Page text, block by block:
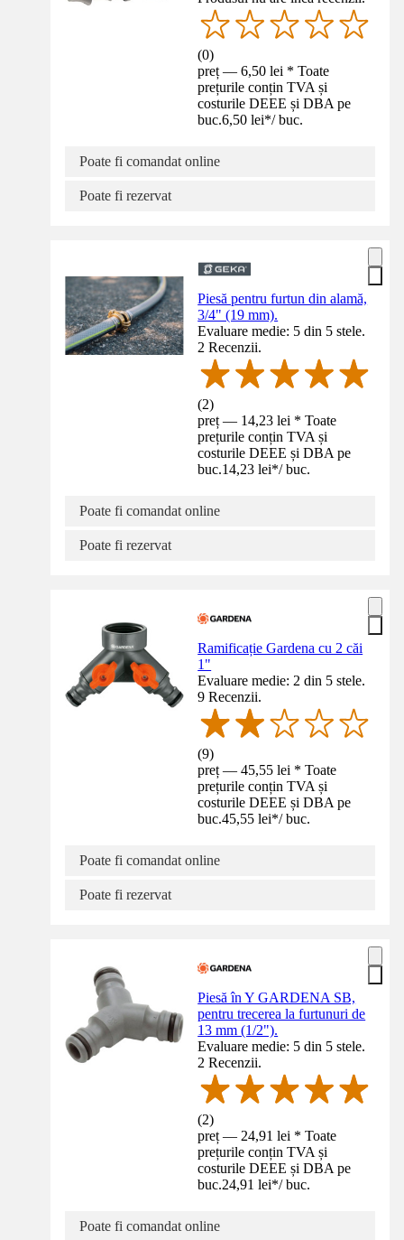
(0)
preț — 6,50 lei * Toate
prețurile conțin TVA și
costurile DEEE și DBA pe
buc.6,50 lei*/ buc.
Poate fi comandat online
Poate fi rezervat
Piesă pentru furtun din alamă,
3/4" (19 mm).
Evaluare medie: 5 din 5 stele.
2 Recenzii.
(2)
preț — 14,23 lei * Toate
prețurile conțin TVA și
costurile DEEE și DBA pe
buc.14,23 lei*/ buc.
Poate fi comandat online
Poate fi rezervat
Ramificație Gardena cu 2 căi
1"
Evaluare medie: 2 din 5 stele.
9 Recenzii.
(9)
preț — 45,55 lei * Toate
prețurile conțin TVA și
costurile DEEE și DBA pe
buc.45,55 lei*/ buc.
Poate fi comandat online
Poate fi rezervat
Piesă în Y GARDENA SB,
pentru trecerea la furtunuri de
13 mm (1/2").
Evaluare medie: 5 din 5 stele.
2 Recenzii.
(2)
preț — 24,91 lei * Toate
prețurile conțin TVA și
costurile DEEE și DBA pe
buc.24,91 lei*/ buc.
Poate fi comandat online